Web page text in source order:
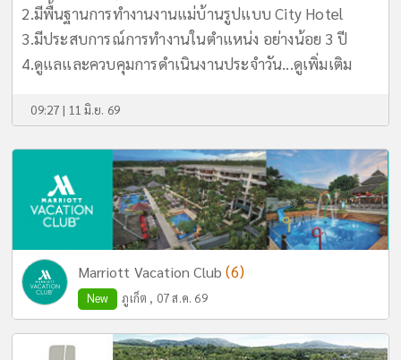
2.มีพื้นฐานการทำงานงานแม่บ้านรูปแบบ City Hotel
3.มีประสบการณ์การทำงานในตำแหน่ง อย่างน้อย 3 ปี
4.ดูแลและควบคุมการดำเนินงานประจำวัน...ดูเพิ่มเติม
09:27 | 11 มิ.ย. 69
Marriott Vacation Club(6)
New ภูเก็ต , 07 ส.ค. 69